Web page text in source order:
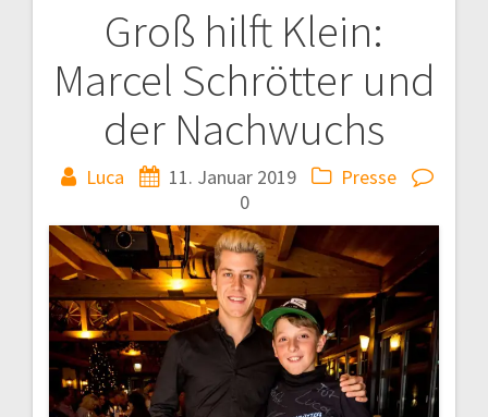
Groß hilft Klein:
Marcel Schrötter und
der Nachwuchs
Luca 11. Januar 2019
Presse
0
Beitragsnavigation